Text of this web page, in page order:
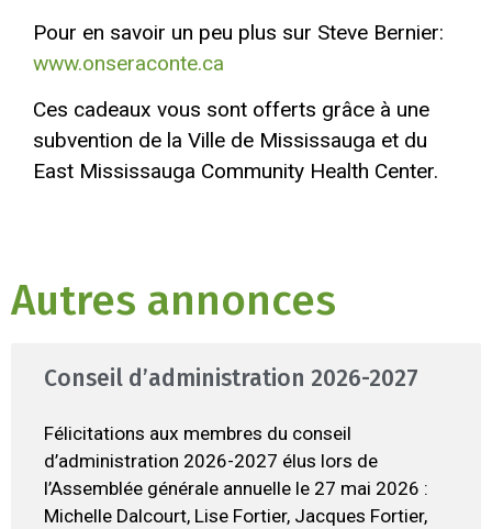
Pour en savoir un peu plus sur Steve Bernier:
www.onseraconte.ca
Ces cadeaux vous sont offerts grâce à une
subvention de la Ville de Mississauga et du
East Mississauga Community Health Center.
Autres annonces
Conseil d’administration 2026-2027
Félicitations aux membres du conseil
d’administration 2026-2027 élus lors de
l’Assemblée générale annuelle le 27 mai 2026 :
Michelle Dalcourt, Lise Fortier, Jacques Fortier,